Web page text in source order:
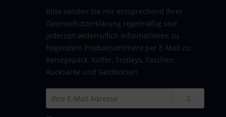
Bitte senden Sie mir entsprechend Ihrer
Datenschutzerklärung regelmäßig und
jederzeit widerruflich Informationen zu
folgendem Produktsortiment per E-Mail zu:
Reisegepäck, Koffer, Trolleys, Taschen,
Rucksäcke und Geldbörsen.